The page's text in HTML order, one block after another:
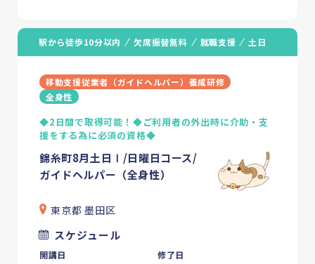
駅から徒歩10分以内 欠席振替無料 就職支援 土日
移動支援従業者（ガイドヘルパー）養成研修
全身性
◆2日間で取得可能！◆ご利用者の外出時に介助・支
援をする為に必須の資格◆
錦糸町8月土日Ⅰ/日曜日コース/
ガイドヘルパー（全身性）
東京都 墨田区
スケジュール
開講日 修了日